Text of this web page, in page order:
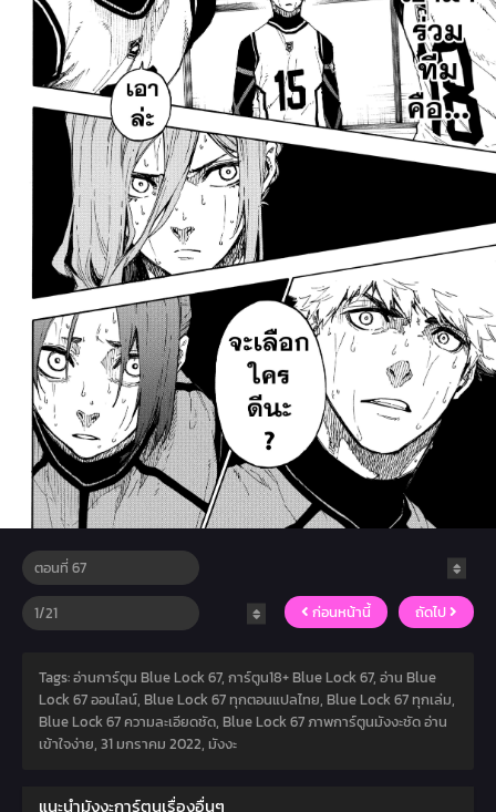
ก่อนหน้านี้ ถัดไป
Tags: อ่านการ์ตูน Blue Lock 67, การ์ตูน18+ Blue Lock 67, อ่าน Blue
Lock 67 ออนไลน์, Blue Lock 67 ทุกตอนแปลไทย, Blue Lock 67 ทุกเล่ม,
Blue Lock 67 ความละเอียดชัด, Blue Lock 67 ภาพการ์ตูนมังงะชัด อ่าน
เข้าใจง่าย, 31 มกราคม 2022, มังงะ
แนะนำมังงะการ์ตูนเรื่องอื่นๆ